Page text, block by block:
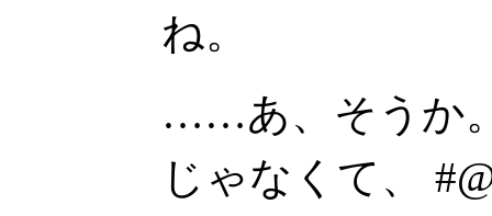
ね。
……あ、そうか
じゃなくて、